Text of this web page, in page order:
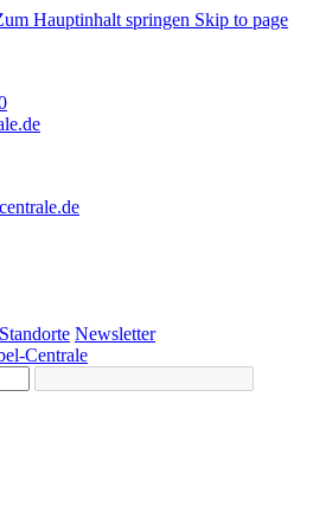
Hauptinhalt springen Skip to page
Standorte Newsletter